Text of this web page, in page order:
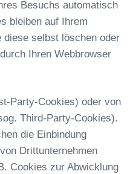
Besuchs automatisch
bleiben auf Ihrem
diese selbst löschen oder
Ihren Webbrowser
Party-Cookies) oder von
Third-Party-Cookies).
die Einbindung
Drittunternehmen
Cookies zur Abwicklung